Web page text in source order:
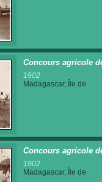
Concours agricole
1902
Madagascar, Île de
Concours agricole
1902
Madagascar, Île de